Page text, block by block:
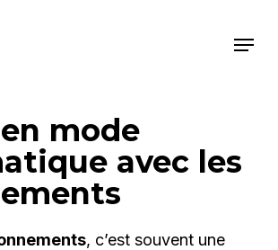
Menu
mode
avec les
, c’est souvent une